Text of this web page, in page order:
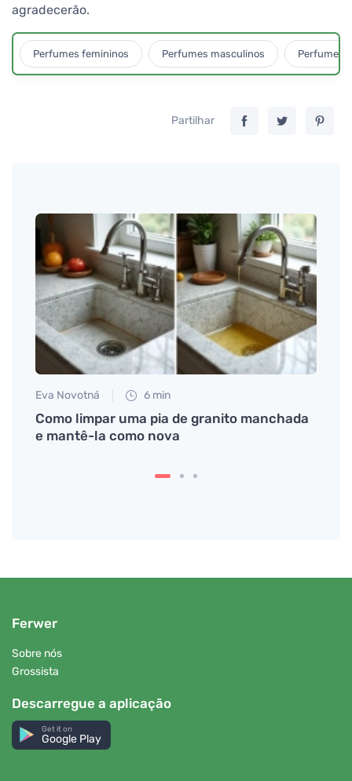
agradecerão.
Perfumes femininos Perfumes masculinos Perfumes
Partilhar
Eva Novotná 6 min
Como limpar uma pia de granito manchada
e mantê-la como nova
Ferwer
Sobre nós
Grossista
Descarregue a aplicação
Get it on
Google Play